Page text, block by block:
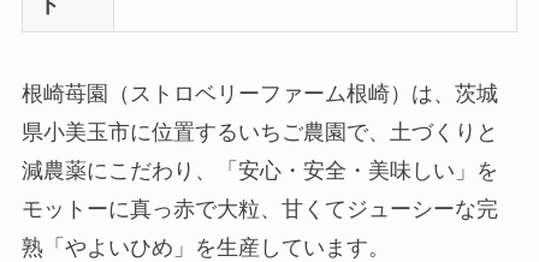
根崎苺園（ストロベリーファーム根崎）は、茨城
県小美玉市に位置するいちご農園で、土づくりと
減農薬にこだわり、「安心・安全・美味しい」を
モットーに真っ赤で大粒、甘くてジューシーな完
熟「やよいひめ」を生産しています。